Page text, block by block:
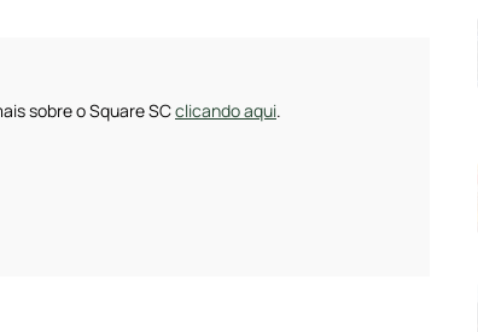
sobre o Square SCclicando aqui.